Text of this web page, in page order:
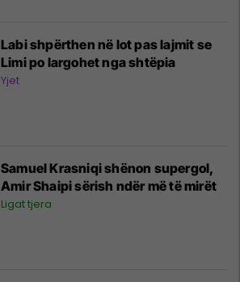
Labi shpërthen në lot pas lajmit se
Limi po largohet nga shtëpia
Yjet
Samuel Krasniqi shënon supergol,
Amir Shaipi sërish ndër më të mirët
Ligat tjera